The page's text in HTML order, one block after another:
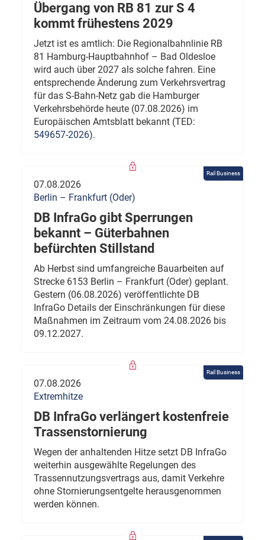
Übergang von RB 81 zur S 4
kommt frühestens 2029
Jetzt ist es amtlich: Die Regionalbahnlinie RB
81 Hamburg-Hauptbahnhof – Bad Oldesloe
wird auch über 2027 als solche fahren. Eine
entsprechende Änderung zum Verkehrsvertrag
für das S-Bahn-Netz gab die Hamburger
Verkehrsbehörde heute (07.08.2026) im
Europäischen Amtsblatt bekannt (TED:
549657-2026).
Rail Business
07.08.2026
Berlin – Frankfurt (Oder)
DB InfraGo gibt Sperrungen
bekannt – Güterbahnen
befürchten Stillstand
Ab Herbst sind umfangreiche Bauarbeiten auf
Strecke 6153 Berlin – Frankfurt (Oder) geplant.
Gestern (06.08.2026) veröffentlichte DB
InfraGo Details der Einschränkungen für diese
Maßnahmen im Zeitraum vom 24.08.2026 bis
09.12.2027.
Rail Business
07.08.2026
Extremhitze
DB InfraGo verlängert kostenfreie
Trassenstornierung
Wegen der anhaltenden Hitze setzt DB InfraGo
weiterhin ausgewählte Regelungen des
Trassennutzungsvertrags aus, damit Verkehre
ohne Stornierungsentgelte herausgenommen
werden können.